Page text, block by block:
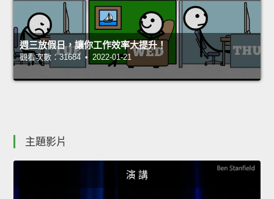
週三放假日，讓你工作效率大提升！
觀看次數：31684 • 2022-01-21
主題影片
演 講